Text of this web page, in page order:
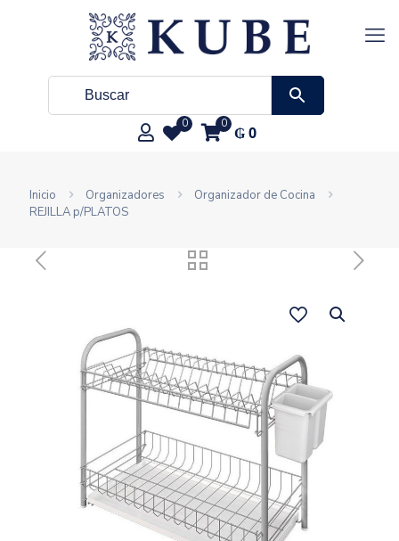
0 0 ₲0
Inicio Organizadores
Organizador de Cocina
REJILLA p/PLATOS